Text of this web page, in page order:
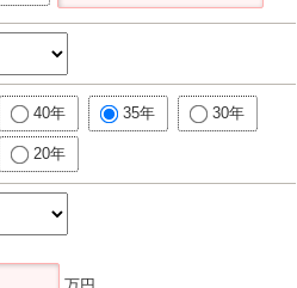
40年 35年 30年
20年